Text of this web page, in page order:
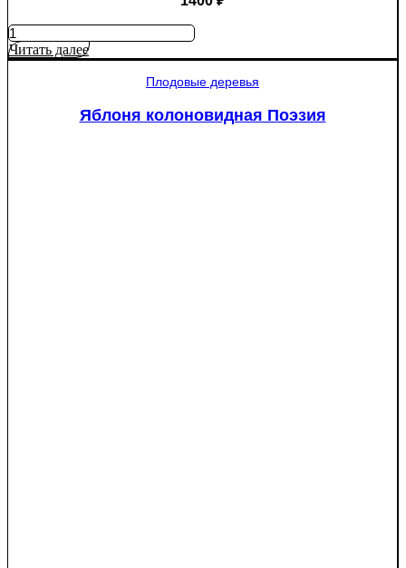
Количество
товара
Яблоня
Читать далее
Плодовые деревья
Яблоня колоновидная Поэзия